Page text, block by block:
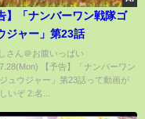
】「ナンバーワン戦隊ゴ
ジャー」第23話
さん＠お腹いっぱい
【予告】「ナンバーワン
ュウジャー」第23話って動画が
いぞ 2:名...